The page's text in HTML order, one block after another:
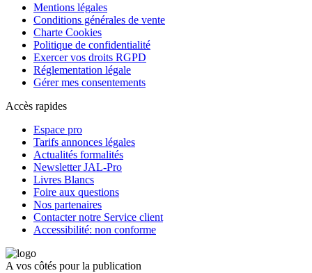
Mentions légales
Conditions générales de vente
Charte Cookies
Politique de confidentialité
Exercer vos droits RGPD
Réglementation légale
Gérer mes consentements
Accès rapides
Espace pro
Tarifs annonces légales
Actualités formalités
Newsletter JAL-Pro
Livres Blancs
Foire aux questions
Nos partenaires
Contacter notre Service client
Accessibilité: non conforme
A vos côtés pour la publication